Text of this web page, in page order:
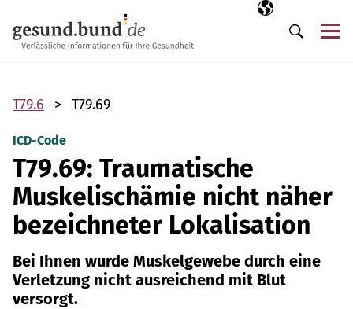
Ausgewählte
DE
Suche
T79.6 T79.69
ICD-Code
T79.69: Traumatische
Muskelischämie nicht näher
bezeichneter Lokalisation
Bei Ihnen wurde Muskelgewebe durch eine
Verletzung nicht ausreichend mit Blut
versorgt.